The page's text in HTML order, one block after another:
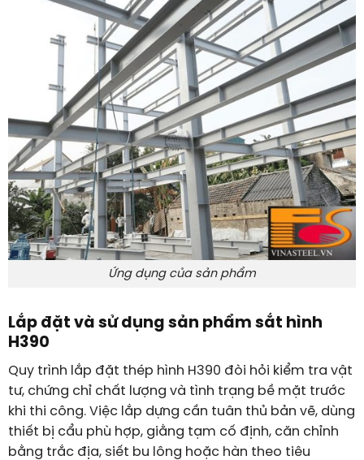
Ứng dụng của sản phẩm
Lắp đặt và sử dụng sản phẩm sắt hình
H390
Quy trình lắp đặt thép hình H390 đòi hỏi kiểm tra vật
tư, chứng chỉ chất lượng và tình trạng bề mặt trước
khi thi công. Việc lắp dựng cần tuân thủ bản vẽ, dùng
thiết bị cẩu phù hợp, giằng tạm cố định, căn chỉnh
bằng trắc địa, siết bu lông hoặc hàn theo tiêu